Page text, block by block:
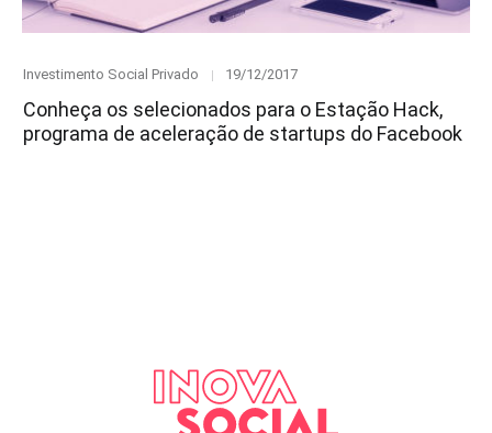
Category
Investimento Social Privado
Posted
19/12/2017
Conheça os selecionados para o Estação Hack,
programa de aceleração de startups do Facebook